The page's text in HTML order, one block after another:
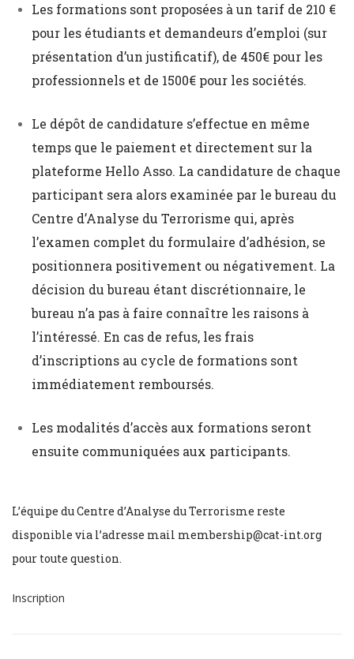
Les formations sont proposées à un tarif de 210 €
pour les étudiants et demandeurs d’emploi (sur
présentation d’un justificatif), de 450€ pour les
professionnels et de 1500€ pour les sociétés.
Le dépôt de candidature s’effectue en même
temps que le paiement et directement sur la
plateforme Hello Asso. La candidature de chaque
participant sera alors examinée par le bureau du
Centre d’Analyse du Terrorisme qui, après
l’examen complet du formulaire d’adhésion, se
positionnera positivement ou négativement. La
décision du bureau étant discrétionnaire, le
bureau n’a pas à faire connaître les raisons à
l’intéressé. En cas de refus, les frais
d’inscriptions au cycle de formations sont
immédiatement remboursés.
Les modalités d’accès aux formations seront
ensuite communiquées aux participants.
L’équipe du Centre d’Analyse du Terrorisme reste
disponible via l’adresse mail membership@cat-int.org
pour toute question.
Inscription